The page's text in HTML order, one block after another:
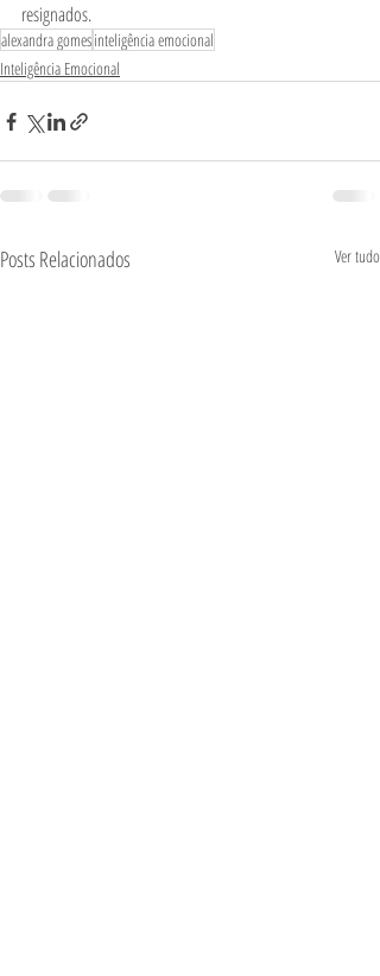
resignados.
alexandra gomesinteligência emocional
Inteligência Emocional
Posts Relacionados Ver tudo